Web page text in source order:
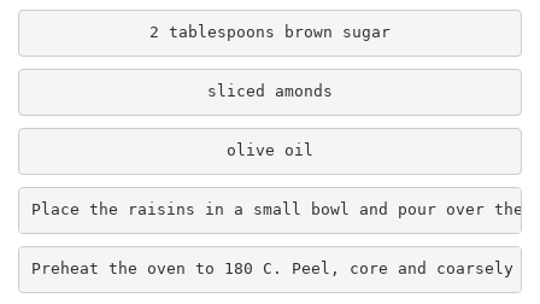
2 tablespoons brown sugar
sliced amonds
olive oil
Place the raisins in a small bowl and pour over the
Preheat the oven to 180 C. Peel, core and coarsely